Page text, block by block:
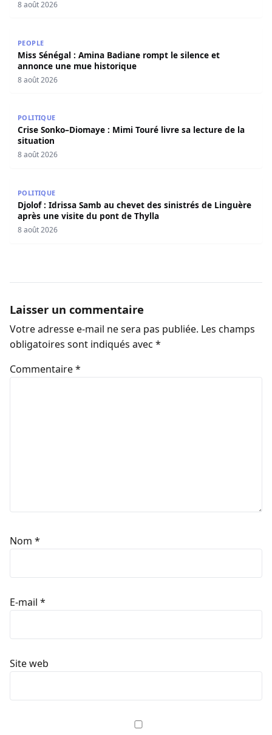
8 août 2026
PEOPLE
Miss Sénégal : Amina Badiane rompt le silence et
annonce une mue historique
8 août 2026
POLITIQUE
Crise Sonko–Diomaye : Mimi Touré livre sa lecture de la
situation
8 août 2026
POLITIQUE
Djolof : Idrissa Samb au chevet des sinistrés de Linguère
après une visite du pont de Thylla
8 août 2026
Laisser un commentaire
Votre adresse e-mail ne sera pas publiée. Les champs
obligatoires sont indiqués avec *
Commentaire*
Nom *
E-mail *
Site web